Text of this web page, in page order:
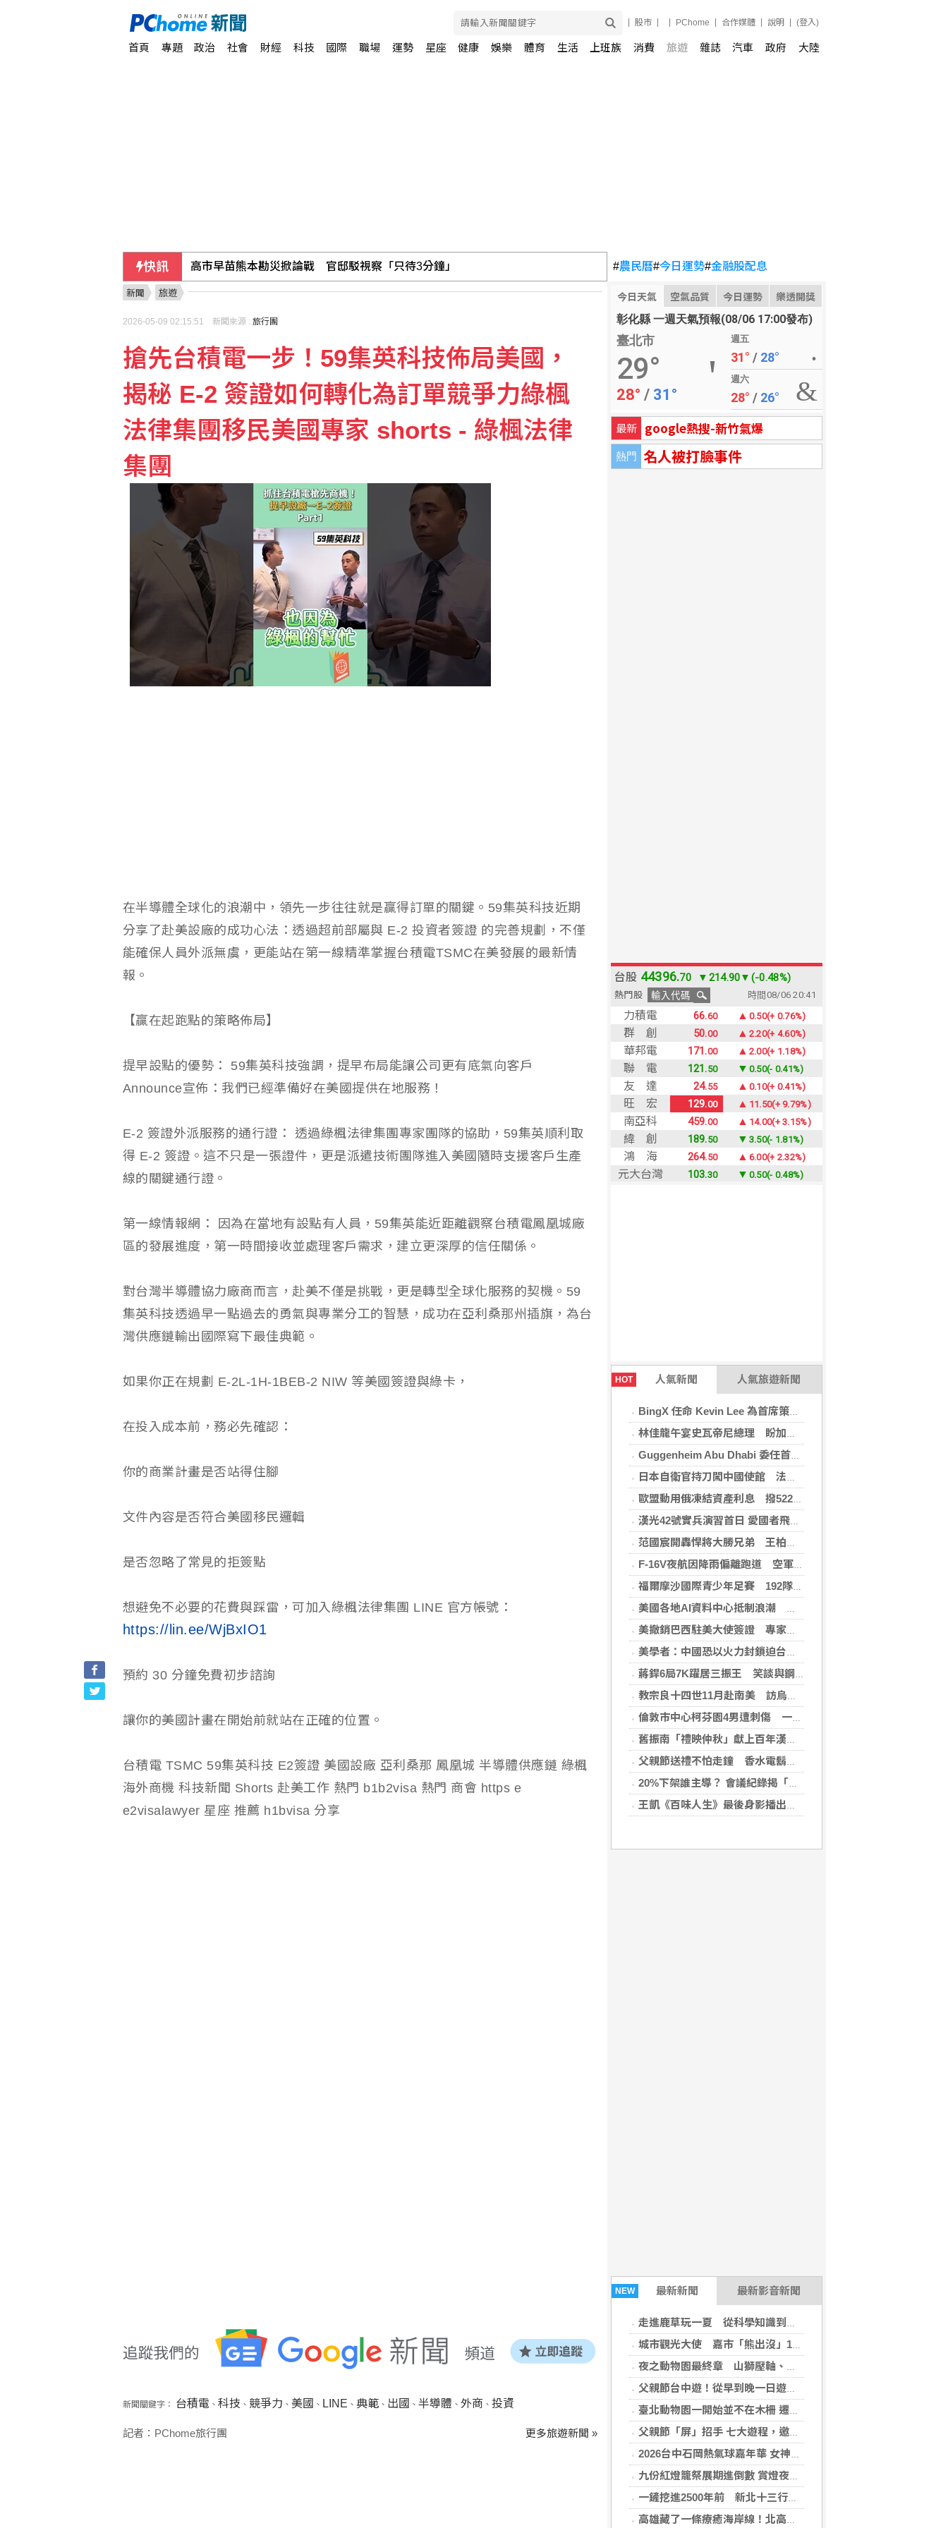
股市 PChome 合作媒體 說明 (登入)
首頁 專題 政治 社會 財經 科技 國際 職場 運勢 星座 健康 娛樂 體育 生活 上班族 消費 旅遊 雜誌 汽車 政府 大陸
快訊 高市早苗熊本勘災掀論戰 官邸駁視察「只待3分鐘」
外送專法上路2週 Uber Eats：低報酬者收入增逾18%
60多名行員遭指收回扣 金管會請銀行全面清查
#農民曆#今日運勢#金融股配息
今日天氣 空氣品質 今日運勢 樂透開獎
彰化縣 一週天氣預報(08/06 17:00發布)
臺北市
29°
28° / 31°
週五
31° / 28°
週六
28° / 26°
最新 google熱搜-新竹氣爆
熱門 名人被打臉事件
HOT 人氣新聞 人氣旅遊新聞
BingX 任命 Kevin Lee 為首席策略長，加速推進多資產、以用戶為核心的發展願景
林佳龍午宴史瓦帝尼總理 盼加強各領域雙邊合作
Guggenheim Abu Dhabi 委任首任館長
日本自衛官持刀闖中國使館 法庭上稱促中國改變外交
歐盟動用俄凍結資產利息 撥522億元援助烏克蘭
漢光42號實兵演習首日 愛國者飛彈車高雄罕見現蹤
范國宸開轟悍將大勝兄弟 王柏融再見安雄鷹擒猿
F-16V夜航因降雨偏離跑道 空軍：人員安全飛機輕損
福爾摩沙國際青少年足賽 192隊參賽規模創新高
美國各地AI資料中心抵制浪潮 川普指控北京煽動
美撤銷巴西駐美大使簽證 專家警告加劇外交僵局
美學者：中國恐以火力封鎖迫台屈服 降低國際介入可能
蔣銲6局7K躍居三振王 笑談與鋼龍良性競爭
教宗良十四世11月赴南美 訪烏拉圭、阿根廷和秘魯
倫敦市中心柯芬園4男遭刺傷 一女涉持械攻擊被捕
舊振南「禮映仲秋」獻上百年漢餅心意 百日紅豆入餡經典蛋黃酥、噶瑪蘭聯名月餅、獨特人氣款必嚐
父親節送禮不怕走鐘 香水電鬍刀千年不敗
20%下架誰主導？ 會議紀錄揭「食安辦」提全面下架會牽連下游
王凱《百味人生》最後身影播出！夏宇禾捧信哭喊愛意 劇迷全破防
NEW 最新新聞 最新影音新聞
走進鹿草玩一夏 從科學知識到農場體驗新鮮感
城市觀光大使 嘉市「熊出沒」10隻新亮相大白熊領路解鎖城市景點
夜之動物園最終章 山獅壓軸、父親節加碼爬蟲解說
父親節台中遊！從早到晚一日遊行程推薦，美食、美景一次滿足！
臺北動物園一開始並不在木柵 遷園40周年之際，舉辧「與象同在、迎象未來」特展！
父親節「屏」招手 七大遊程，邀您陪爸爸一起過節「趣」！
2026台中石岡熱氣球嘉年華 女神台東天后宮媽祖以熱氣球造型、李多慧一起加持助陣
九份紅燈籠祭展期進倒數 賞燈夜遊解謎集章「趣」！
一鏟挖進2500年前 新北十三行博物館推出限定考古之旅
高雄藏了一條療癒海岸線！北高漁村秘境一次收藏 限定行程搶先預約
新聞 旅遊
2026-05-09 02:15:51 新聞來源 : 旅行團
搶先台積電一步！59集英科技佈局美國，
揭秘 E-2 簽證如何轉化為訂單競爭力綠楓
法律集團移民美國專家 shorts - 綠楓法律
集團
在半導體全球化的浪潮中，領先一步往往就是贏得訂單的關鍵。59集英科技近期
分享了赴美設廠的成功心法：透過超前部屬與 E-2 投資者簽證 的完善規劃，不僅
能確保人員外派無虞，更能站在第一線精準掌握台積電TSMC在美發展的最新情
報。
【贏在起跑點的策略佈局】
提早設點的優勢： 59集英科技強調，提早布局能讓公司更有底氣向客戶
Announce宣佈：我們已經準備好在美國提供在地服務！
E-2 簽證外派服務的通行證： 透過綠楓法律集團專家團隊的協助，59集英順利取
得 E-2 簽證。這不只是一張證件，更是派遣技術團隊進入美國隨時支援客戶生產
線的關鍵通行證。
第一線情報網： 因為在當地有設點有人員，59集英能近距離觀察台積電鳳凰城廠
區的發展進度，第一時間接收並處理客戶需求，建立更深厚的信任關係。
對台灣半導體協力廠商而言，赴美不僅是挑戰，更是轉型全球化服務的契機。59
集英科技透過早一點過去的勇氣與專業分工的智慧，成功在亞利桑那州插旗，為台
灣供應鏈輸出國際寫下最佳典範。
如果你正在規劃 E-2L-1H-1BEB-2 NIW 等美國簽證與綠卡，
在投入成本前，務必先確認：
你的商業計畫是否站得住腳
文件內容是否符合美國移民邏輯
是否忽略了常見的拒簽點
想避免不必要的花費與踩雷，可加入綠楓法律集團 LINE 官方帳號：
https://lin.ee/WjBxIO1
預約 30 分鐘免費初步諮詢
讓你的美國計畫在開始前就站在正確的位置。
台積電 TSMC 59集英科技 E2簽證 美國設廠 亞利桑那 鳳凰城 半導體供應鏈 綠楓
海外商機 科技新聞 Shorts 赴美工作 熱門 b1b2visa 熱門 商會 https e
e2visalawyer 星座 推薦 h1bvisa 分享
新聞關鍵字： 台積電 、 科技 、 競爭力 、 美國 、 LINE 、 典範、 出國 、 半導體 、 外商 、 投資
記者：PChome旅行團 更多旅遊新聞 »